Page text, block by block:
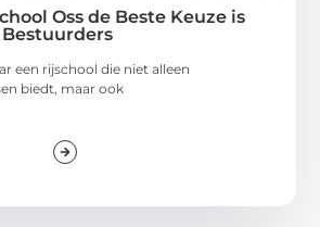
Oss de Beste Keuze is
een rijschool die niet alleen
biedt, maar ook